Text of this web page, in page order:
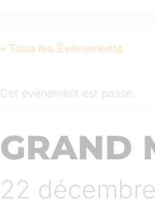
« Tous les Évènements
Cet évènement est passé.
GRAND
22